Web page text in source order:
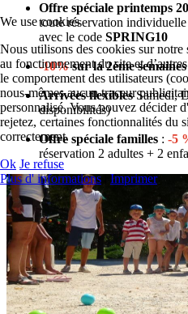
Offre spéciale printemps
toute réservation
avec le code SPRING10
-10%sur la 2ème semaines
Arrivées flexiblesSamedi,
disponibilités)
Offre spéciale familles : -5
réservation 2 adultes + 2
We use cookies
Nous utilisons des cookies sur notre
au fonctionnement du site et
le comportement des utilisateurs
nous-mêmes aucun traceur
personnalisé. Vous pouvez décider
rejetez, certaines fonctionnalités du
correctement.
Ok Je refuse
Plus d' informations|Imprimer